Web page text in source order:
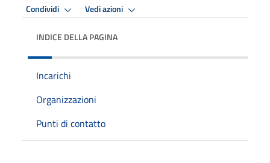
Condividi Vedi azioni
INDICE DELLA PAGINA
Incarichi
Organizzazioni
Punti di contatto